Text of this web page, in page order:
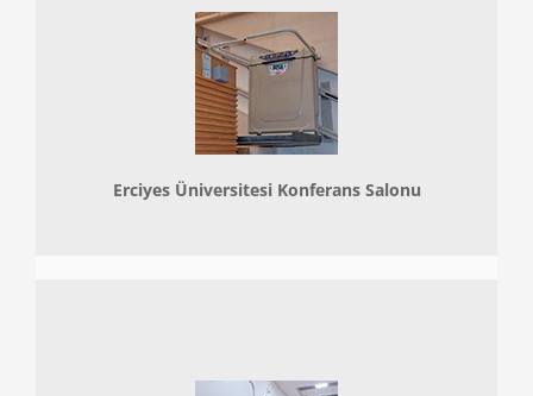
Erciyes Üniversitesi Konferans Salonu